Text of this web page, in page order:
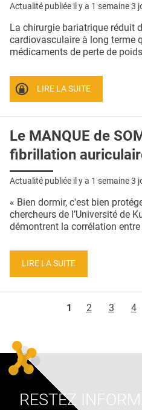
Actualité publiée il y a 1 semaine 3
La chirurgie bariatrique réduit
cardiovasculaire à long terme
médicaments de perte de
LIRE LA SUITE
Le MANQUE de
fibrillation
Actualité publiée il y a 1 semaine 3
« Bien dormir, c'est bien
chercheurs de l’Université de
démontrent la corrélation
LIRE LA SUITE
1
2 3 4
RESTEZ